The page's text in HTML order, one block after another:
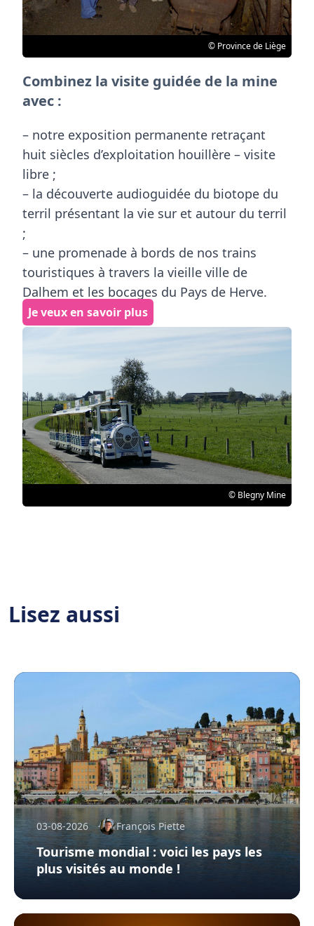
© Province de Liège
Combinez la visite guidée de la mine
avec :
– notre exposition permanente retraçant
huit siècles d’exploitation houillère – visite
libre ;
– la découverte audioguidée du biotope du
terril présentant la vie sur et autour du terril
;
– une promenade à bords de nos trains
touristiques à travers la vieille ville de
Dalhem et les bocages du Pays de Herve.
Je veux en savoir plus
© Blegny Mine
Lisez aussi
03-08-2026 François Piette
Tourisme mondial : voici les pays les
plus visités au monde !